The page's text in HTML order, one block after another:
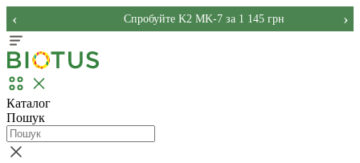
Спробуйте K2 MK-7 за 1 145 грн
‹ ›
Каталог
Пошук